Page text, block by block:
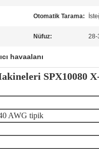
Otomatik Tarama:
Nüfuz: 28-
havaalanı
SPX10080
AWG tipik